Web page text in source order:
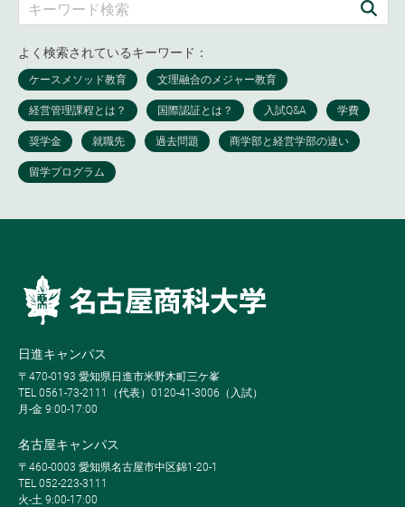
よく検索されているキーワード：
日進キャンパス
〒470-0193 愛知県日進市米野木町三ケ峯
TEL 0561-73-2111（代表）0120-41-3006（入試）
月-金 9:00-17:00
名古屋キャンパス
〒460-0003 愛知県名古屋市中区錦1-20-1
TEL 052-223-3111
火-土 9:00-17:00